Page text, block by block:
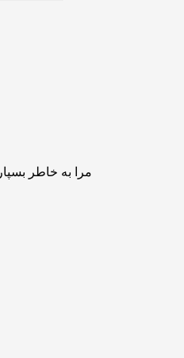
مرا به خاطر بسپار